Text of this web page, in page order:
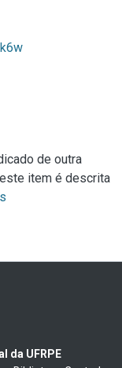
de outra
item é descrita
da UFRPE